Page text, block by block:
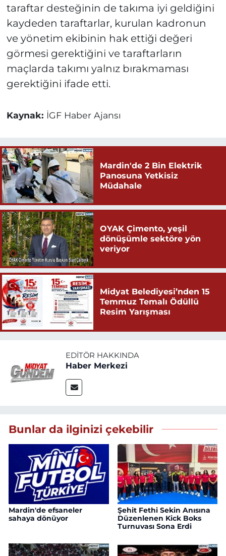
taraftar desteğinin de takıma iyi geldiğini
kaydeden taraftarlar, kurulan kadronun
ve yönetim ekibinin hak ettiği değeri
görmesi gerektiğini ve taraftarların
maçlarda takımı yalnız bırakmaması
gerektiğini ifade etti.
Kaynak: İGF Haber Ajansı
Mardin'de 2 Bin Elektrik
Panosuna Yetkisiz
Müdahale
OYAK Çimento, yeşil
dönüşümle sektöre yön
veriyor
Midyat Belediyesi’nden 15
Temmuz Temalı Ödüllü
Resim Yarışması
EDITÖR HAKKINDA
Haber Merkezi
Bunlar da ilginizi çekebilir
Mardin'de efsaneler
sahaya dönüyor
Şehit Fethi Sekin Anısına
Düzenlenen Kick Boks
Turnuvası Sona Erdi